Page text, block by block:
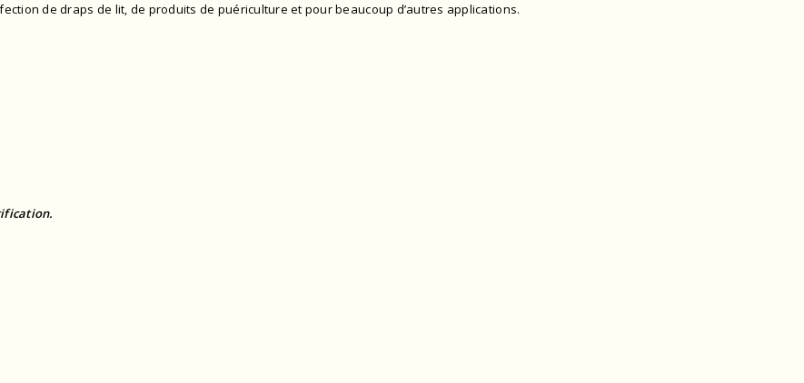
de draps de lit, de produits de puériculture et pour beaucoup d’autres applications.